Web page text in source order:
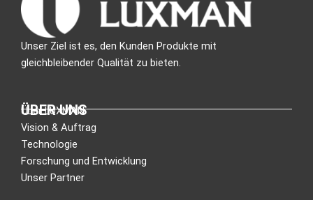
Unser Ziel ist es, den Kunden Produkte mit
gleichbleibender Qualität zu bieten.
ÜBER UNS
Über LUXMAN
Vision & Auftrag
Technologie
Forschung und Entwicklung
Unser Partner